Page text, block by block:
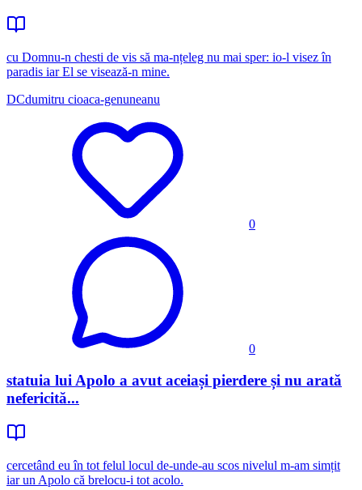
cu Domnu-n chesti de vis să ma-nțeleg nu mai sper: io-l visez în
paradis iar El se visează-n mine.
DCdumitru cioaca-genuneanu
0
0
statuia lui Apolo a avut aceiași pierdere și nu arată
nefericită...
cercetând eu în tot felul locul de-unde-au scos nivelul m-am simțit
iar un Apolo că brelocu-i tot acolo.